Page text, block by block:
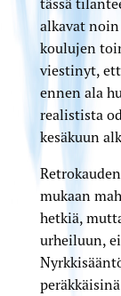
alkavat noin
koulujen
viestinyt,
ennen ala
realistista
kesäkuun
mukaan
hetkiä,
urheiluun,